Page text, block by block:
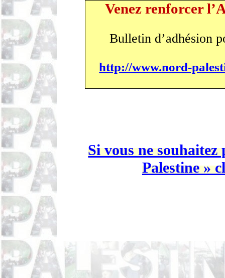
Venez renforcer
Bulletin d’adhésion
http://www.nord-
Si vous ne souhaitez
Palestine »